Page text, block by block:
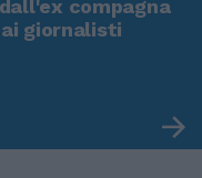
compagna
giornalisti